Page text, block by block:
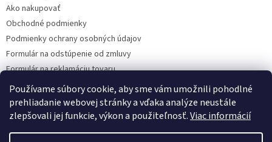
Používame súbory cookie, aby sme vám umožnili pohodlné
prehliadanie webovej stránky a vďaka analýze neustále
zlepšovali jej funkcie, výkon a použiteľnosť.Viac informácií
Ako nakupovať
Obchodné podmienky
Podmienky ochrany osobných údajov
Formulár na odstúpenie od zmluvy
Formulár na reklamáciu tovaru
Kontakty